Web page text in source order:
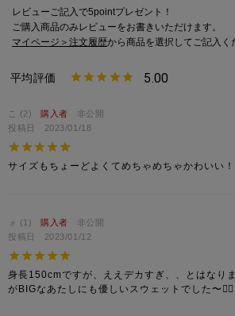
【Size/サイズ】
■Mサイズ
└低身長さんにもおすすめ。
└細身のトップスと相性GOOD！
■Lサイズ
└160cm以上目安
▶カラー/チーム
グレー/New York Yankees・ニューヨーク
レビューご記入で5pointプレゼント！
ご購入商品のみレビューをお書きいただけます。
マイページ＞注文履歴から商品を選択してご記入
5.00
こ 2 購入者
非公開
投稿日
2023/01/18
サイズもちょーどよくてめちゃめちゃかわいい！
ォ 1 購入者
非公開
投稿日
2023/01/12
身長150cmですが、ええデカすぎ、、とはなり
がBIGなあたしにも優しいスウェットでした〜